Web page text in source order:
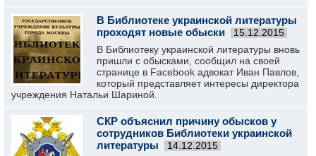
В Библиотеке украинской литературы
проходят новые обыски
15.12.2015
В Библиотеку украинской литературы вновь
пришли с обысками, сообщил на своей
странице в Facebook адвокат Иван Павлов,
который представляет интересы директора
учреждения Натальи Шариной.
СКР объяснил причину обысков у
сотрудников Библиотеки украинской
литературы
14.12.2015